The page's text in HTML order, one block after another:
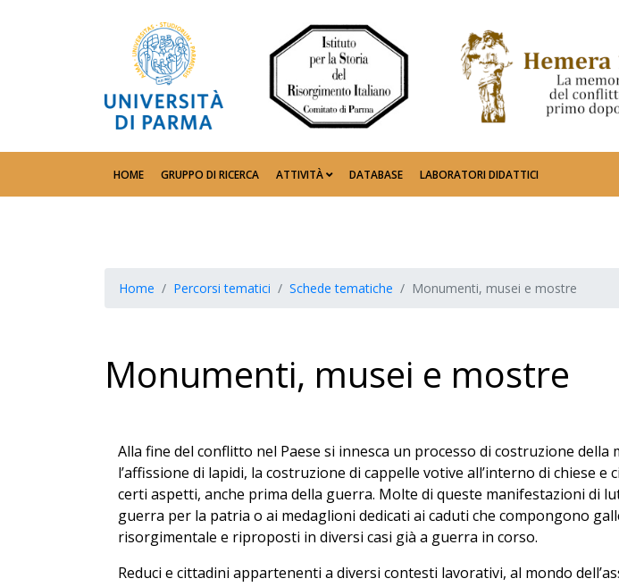
HOME GRUPPO DI RICERCA ATTIVITÀ DATABASE LABORATORI DIDATTICI
Home Percorsi tematici Schede tematiche Monumenti, musei e mostre
Monumenti, musei e mostre
Alla fine del conflitto nel Paese si innesca un processo di costruzione
l’affissione di lapidi, la costruzione di cappelle votive all’interno di chiese
certi aspetti, anche prima della guerra. Molte di queste manifestazioni di
guerra per la patria o ai medaglioni dedicati ai caduti che compongono
risorgimentale e riproposti in diversi casi già a guerra in corso.
Reduci e cittadini appartenenti a diversi contesti lavorativi, al mondo